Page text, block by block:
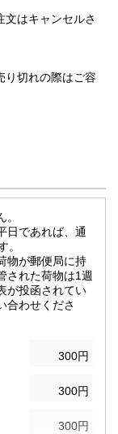
文はキャンセルさ
り切れの際はご容
日であれば、通
。
物が郵便局に持
された荷物は1週
が投函されてい
合わせくださ
300円
300円
300円